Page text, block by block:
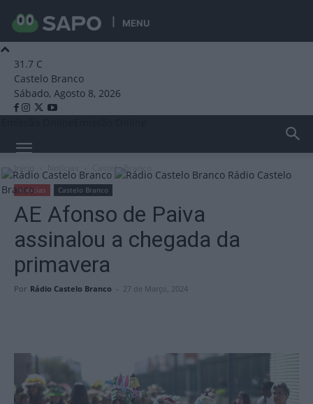
MENU
31.7 C
Castelo Branco
Sábado, Agosto 8, 2026
Rádio Castelo
Branco
Castelo Branco
Notícias Castelo Branco
AE Afonso de Paiva
assinalou a chegada da
primavera
Por Rádio Castelo Branco - 27 de Março, 2024